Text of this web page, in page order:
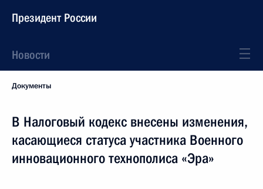
Президент России
Новости
Документы
В Налоговый кодекс внесены изменения,
касающиеся статуса участника Военного
инновационного технополиса «Эра»